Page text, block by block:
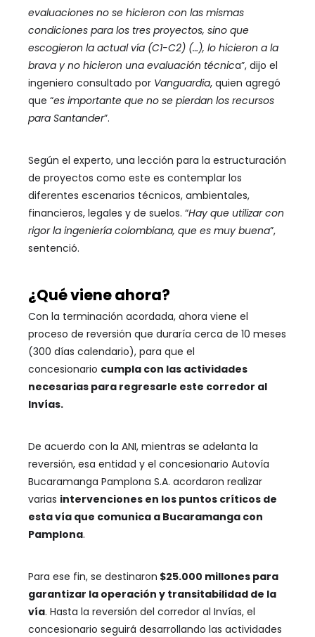
evaluaciones no se hicieron con las mismas
condiciones para los tres proyectos, sino que
escogieron la actual vía (C1-C2) (…), lo hicieron a la
brava y no hicieron una evaluación técnica”, dijo el
ingeniero consultado por Vanguardia, quien agregó
que “es importante que no se pierdan los recursos
para Santander”.
Según el experto, una lección para la estructuración
de proyectos como este es contemplar los
diferentes escenarios técnicos, ambientales,
financieros, legales y de suelos. “Hay que utilizar con
rigor la ingeniería colombiana, que es muy buena”,
sentenció.
¿Qué viene ahora?
Con la terminación acordada, ahora viene el
proceso de reversión que duraría cerca de 10 meses
(300 días calendario), para que el
concesionario cumpla con las actividades
necesarias para regresarle este corredor al
Invías.
De acuerdo con la ANI, mientras se adelanta la
reversión, esa entidad y el concesionario Autovía
Bucaramanga Pamplona S.A. acordaron realizar
varias intervenciones en los puntos críticos de
esta vía que comunica a Bucaramanga con
Pamplona.
Para ese fin, se destinaron $25.000 millones para
garantizar la operación y transitabilidad de la
vía. Hasta la reversión del corredor al Invías, el
concesionario seguirá desarrollando las actividades